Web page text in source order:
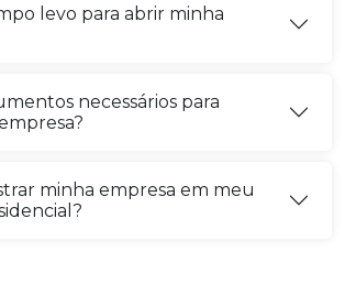
levo para abrir minha
necessários para
minha empresa em meu